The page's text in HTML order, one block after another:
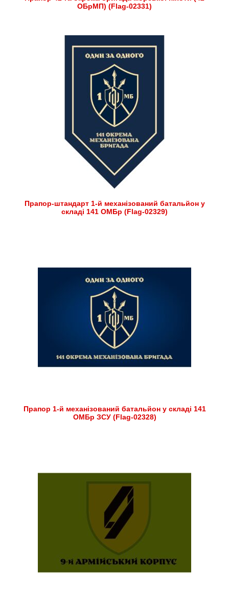
ОБрМП) (Flag-02331)
Прапор-штандарт 1-й механізований батальйон у
складі 141 ОМБр (Flag-02329)
Прапор 1-й механізований батальйон у складі 141
ОМБр ЗСУ (Flag-02328)